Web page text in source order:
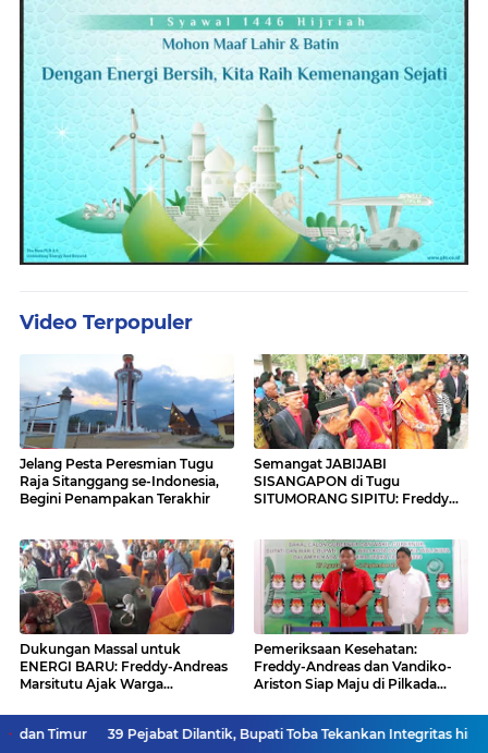
Video Terpopuler
Jelang Pesta Peresmian Tugu
Raja Sitanggang se-Indonesia,
Begini Penampakan Terakhir
Semangat JABIJABI
SISANGAPON di Tugu
SITUMORANG SIPITU: Freddy
Dukungan Massal untuk
ENERGI BARU: Freddy-Andreas
Marsitutu Ajak Warga
Pemeriksaan Kesehatan:
Freddy-Andreas dan Vandiko-
Ariston Siap Maju di Pilkada
Ke Halaman VIDEO
39 Pejabat Dilantik, Bupati Toba Tekankan Integritas hingga Percepatan